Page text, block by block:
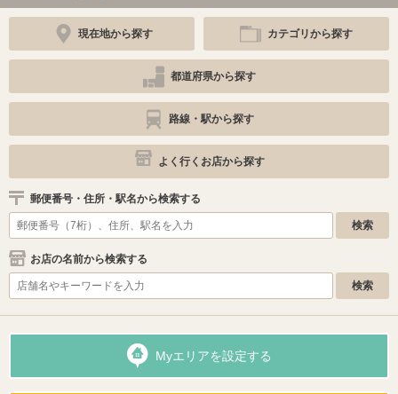
現在地から探す カテゴリから探す
都道府県から探す
路線・駅から探す
よく行くお店から探す
郵便番号・住所・駅名から検索する
お店の名前から検索する
Myエリアを設定する